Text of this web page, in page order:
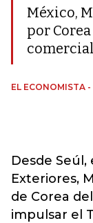
México,
por
comercial
EL ECONOMISTA
Desde
Exteriores,
de Corea
impulsar el